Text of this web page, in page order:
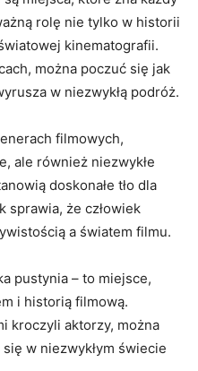
rolę nie tylko w historii
kinematografii.
można poczuć się jak
w niezwykłą podróż.
​filmowych,
ale również niezwykłe
doskonałe tło dla⁣
sprawia, że człowiek
a światem filmu.
pustynia – to miejsce,
i historią filmową.
‍kroczyli aktorzy, można
w niezwykłym świecie